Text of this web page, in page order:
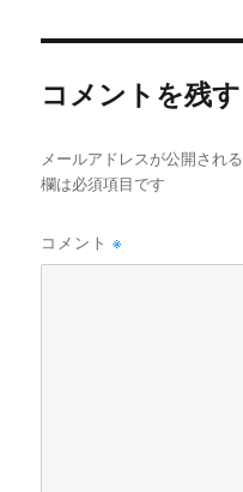
コメントを残す
メールアドレスが公開され
欄は必須項目です
コメント※